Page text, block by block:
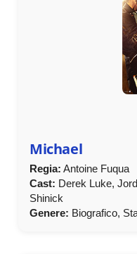
Michael
Regia: Antoine Fuqua
Cast: Derek Luke,
Shinick
Genere: Biografico,